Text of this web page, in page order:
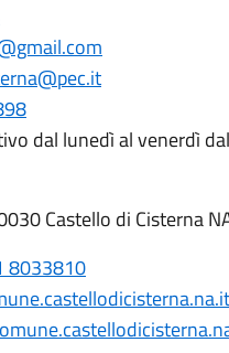
dal lunedì al venerdì
Castello di Cisterna
8033810